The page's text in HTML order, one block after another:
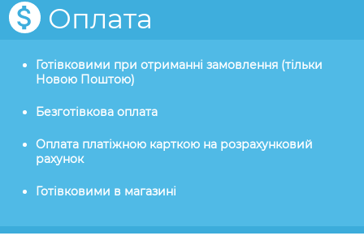
Оплата
Готівковими при отриманні замовлення (тільки
Новою Поштою)
Безготівкова оплата
Оплата платіжною карткою на розрахунковий
рахунок
Готівковими в магазині